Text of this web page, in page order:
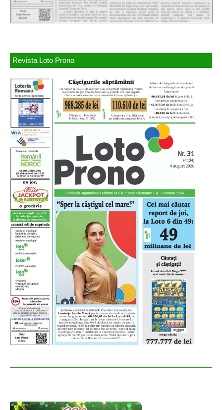
Revista Loto Prono